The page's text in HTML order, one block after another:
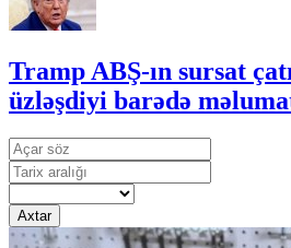
Tramp ABŞ-ın sursat
üzləşdiyi barədə
Axtar